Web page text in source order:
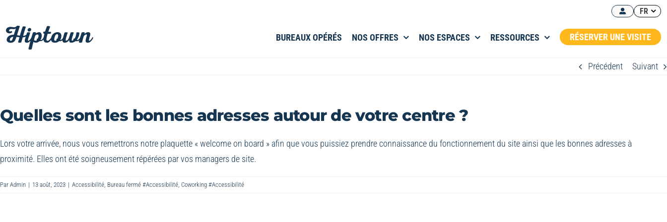
contenu
FR
BUREAUX OPÉRÉS NOS OFFRES NOS ESPACES RESSOURCES RÉSERVER UNE VISITE
Précédent Suivant
Quelles sont les bonnes adresses autour de votre centre ?
Lors votre arrivée, nous vous remettrons notre plaquette « welcome on board » afin que vous puissiez prendre connaissance du fonctionnement du site ainsi que les bonnes adresses à
proximité. Elles ont été soigneusement répérées par vos managers de site.
Par Admin | 13 août, 2023 | Accessibilité, Bureau fermé #Accessibilité, Coworking #Accessibilité